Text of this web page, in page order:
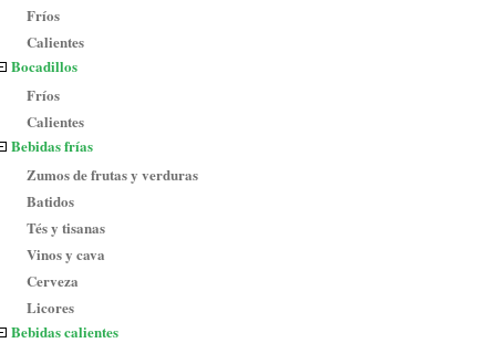
Fríos
Calientes
Bocadillos
Fríos
Calientes
Bebidas frías
Zumos de frutas y verduras
Batidos
Tés y tisanas
Vinos y cava
Cerveza
Licores
Bebidas calientes